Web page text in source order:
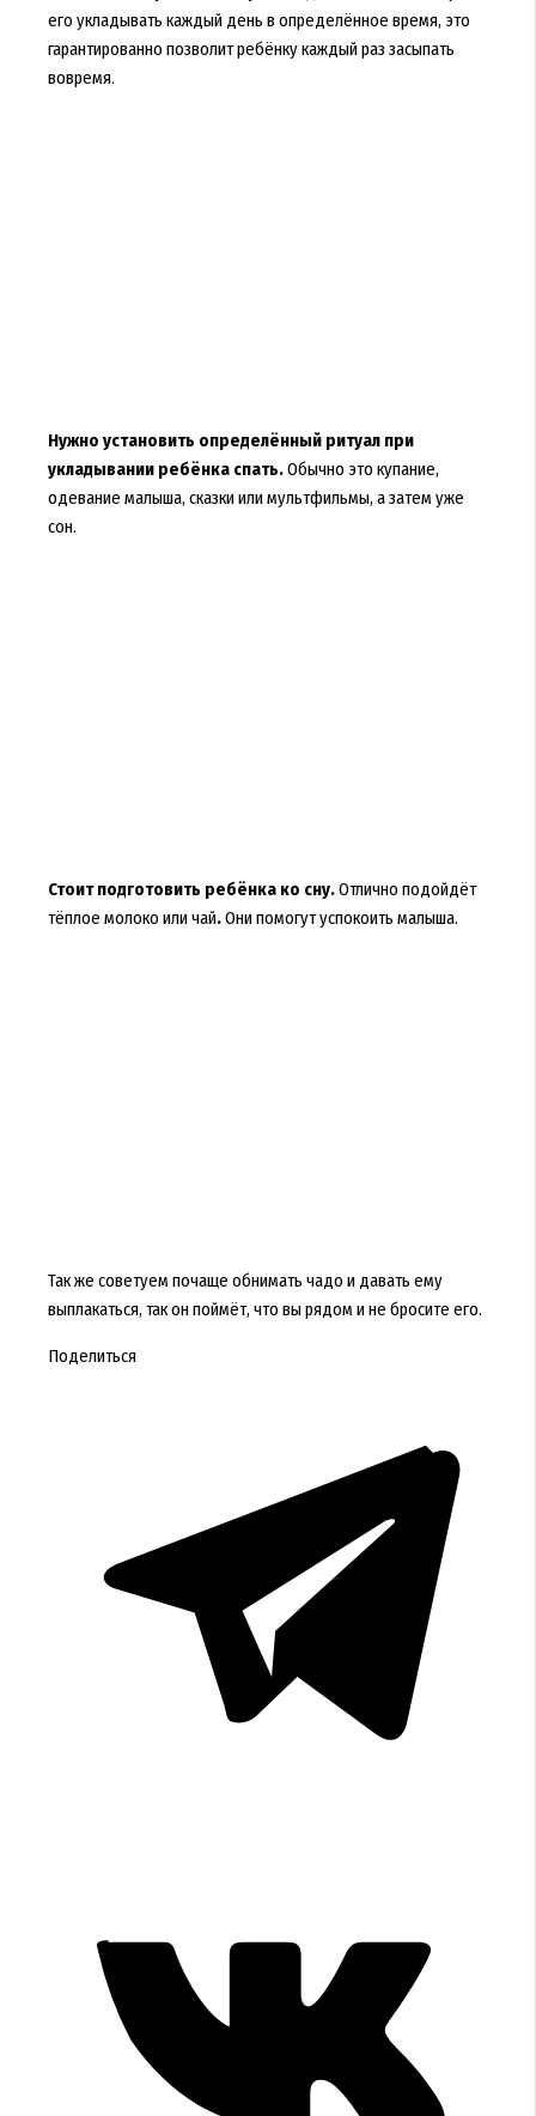
его укладывать каждый день в определённое время, это
гарантированно позволит ребёнку каждый раз засыпать
вовремя.
Нужно установить определённый ритуал при
укладывании ребёнка спать.Обычно это купание,
одевание малыша, сказки или мультфильмы, а затем уже
сон.
Стоит подготовить ребёнка ко сну.Отлично подойдёт
тёплое молоко или чай.Они помогут успокоить малыша.
Так же советуем почаще обнимать чадо и давать ему
выплакаться, так он поймёт, что вы рядом и не бросите его.
Поделиться